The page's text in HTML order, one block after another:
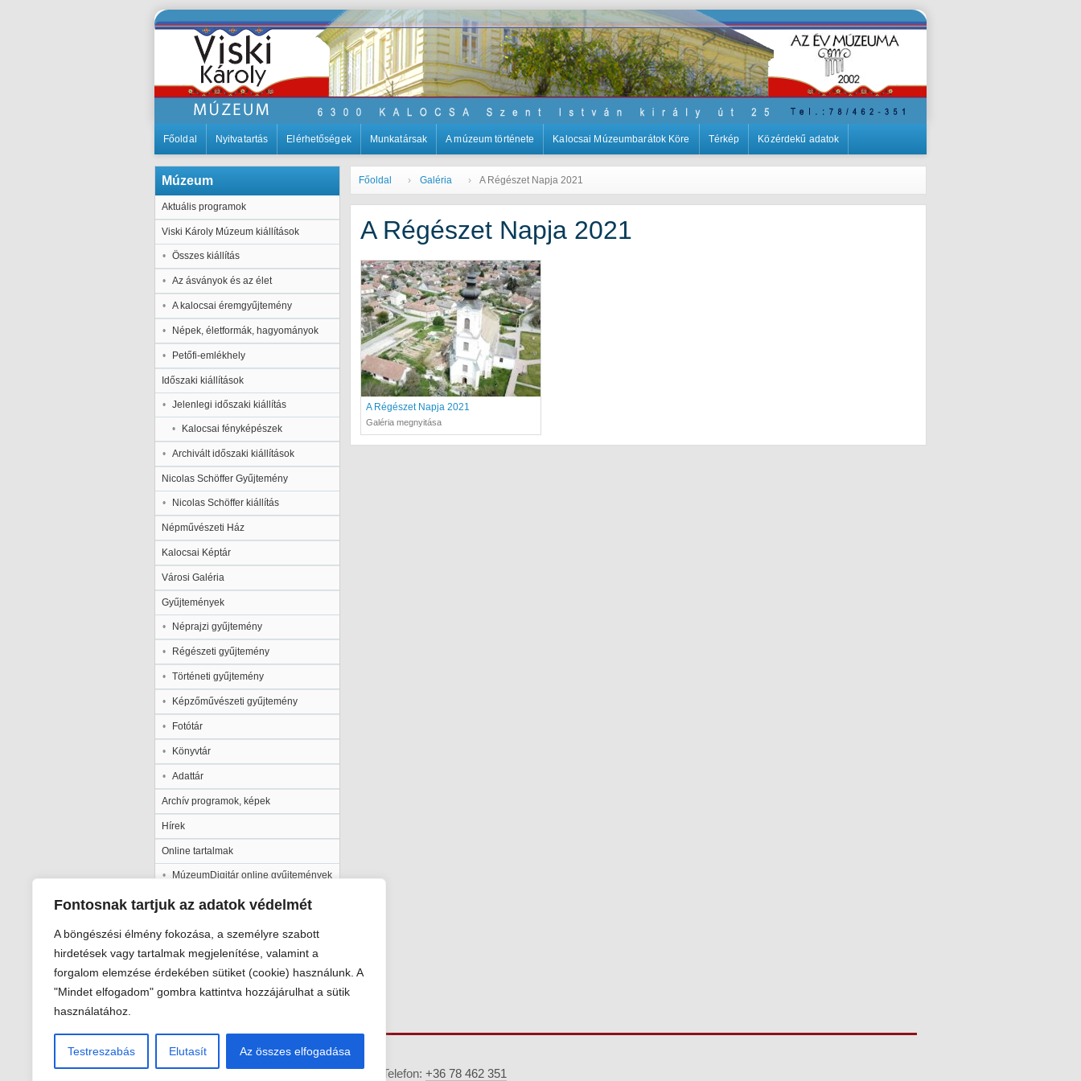
Fontosnak tartjuk az adatok védelmét
A böngészési élmény fokozása, a személyre szabott
hirdetések vagy tartalmak megjelenítése, valamint a
forgalom elemzése érdekében sütiket (cookie) használunk. A
"Mindet elfogadom" gombra kattintva hozzájárulhat a sütik
használatához.
Testreszabás Elutasít Az összes elfogadása
Főoldal Nyitvatartás Elérhetőségek Munkatársak A múzeum története Kalocsai Múzeumbarátok Köre Térkép Közérdekű adatok
Múzeum
Aktuális programok
Viski Károly Múzeum kiállítások
Összes kiállítás
Az ásványok és az élet
A kalocsai éremgyűjtemény
Népek, életformák, hagyományok
Petőfi-emlékhely
Időszaki kiállítások
Jelenlegi időszaki kiállítás
Kalocsai fényképészek
Archivált időszaki kiállítások
Nicolas Schöffer Gyűjtemény
Nicolas Schöffer kiállítás
Népművészeti Ház
Kalocsai Képtár
Városi Galéria
Gyűjtemények
Néprajzi gyűjtemény
Régészeti gyűjtemény
Történeti gyűjtemény
Képzőművészeti gyűjtemény
Fotótár
Könyvtár
Adattár
Archív programok, képek
Hírek
Online tartalmak
MúzeumDigitár online gyűjtemények
Kalocsai Települési Értéktár
Múzeumpedagógia
Pályázatok
Galéria
Főoldal Galéria A Régészet Napja 2021
A Régészet Napja 2021
A Régészet Napja 2021
Galéria megnyitása
Viski Károly Múzeum Kalocsa
6300 Kalocsa, Szent István király út 25. · Telefon: +36 78 462 351